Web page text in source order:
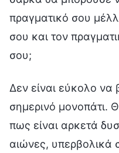
πραγματικό σου
σου και τον
σου;
Δεν είναι εύκολο να
σημερινό μονοπάτι.
πως είναι αρκετά
αιώνες, υπερβολικά